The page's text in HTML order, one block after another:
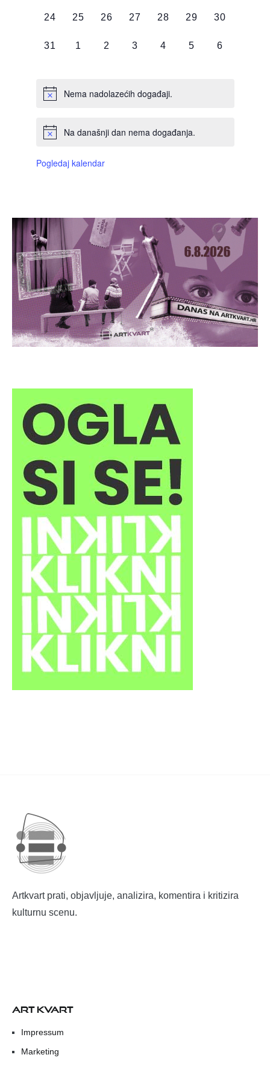
0
24
0
25
0
26
0
27
0
28
0
29
0
30
0
31
0
1
0
2
0
3
0
4
0
5
0
6
Nema nadolazećih događaji.
Na današnji dan nema događanja.
Pogledaj kalendar
Artkvart prati, objavljuje, analizira, komentira i kritizira
kulturnu scenu.
ART KVART
Impressum
Marketing